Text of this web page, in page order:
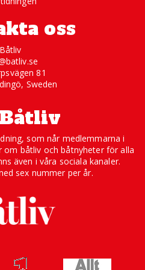
oss
Båtliv
81
Sweden
som når medlemmarna i
om båtliv och båtnyheter för alla
även i våra sociala kanaler.
sex nummer per år.